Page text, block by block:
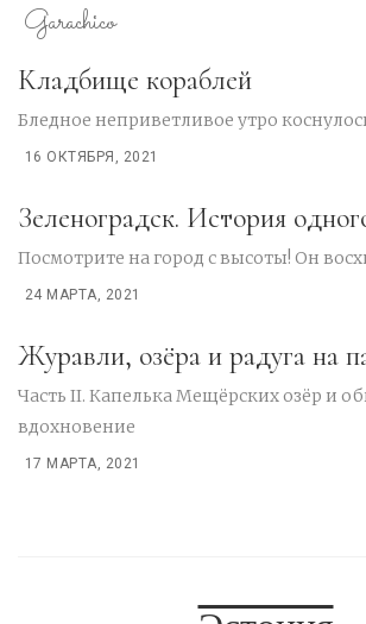
Garachico
Кладбище кораблей
Бледное неприветливое утро
16 ОКТЯБРЯ, 2021
Зеленоградск. История
Посмотрите на город с высоты! Он
24 МАРТА, 2021
Журавли, озёра и радуга на
Часть II. Капелька Мещёрских озёр и
вдохновение
17 МАРТА, 2021